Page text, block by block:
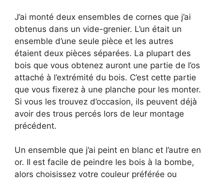
J’ai monté deux ensembles de cornes que j’ai
obtenus dans un vide-grenier. L’un était un
ensemble d’une seule pièce et les autres
étaient deux pièces séparées. La plupart des
bois que vous obtenez auront une partie de l’os
attaché à l’extrémité du bois. C’est cette partie
que vous fixerez à une planche pour les monter.
Si vous les trouvez d’occasion, ils peuvent déjà
avoir des trous percés lors de leur montage
précédent.
Un ensemble que j’ai peint en blanc et l’autre en
or. Il est facile de peindre les bois à la bombe,
alors choisissez votre couleur préférée ou